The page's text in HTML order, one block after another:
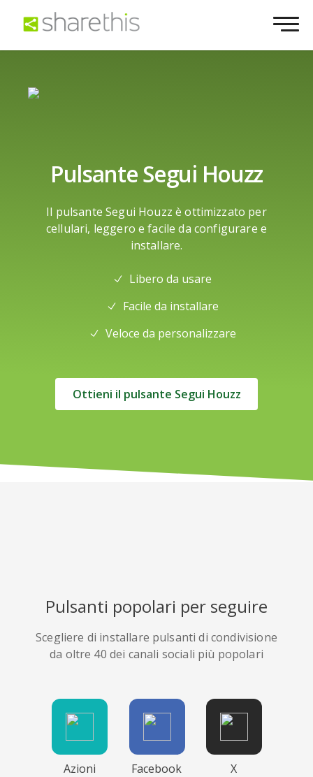
Pulsante Segui Houzz
Il pulsante Segui Houzz è ottimizzato per
cellulari, leggero e facile da configurare e
installare.
Libero da usare
Facile da installare
Veloce da personalizzare
Ottieni il pulsante Segui Houzz
Pulsanti popolari per seguire
Scegliere di installare pulsanti di condivisione
da oltre 40 dei canali sociali più popolari
Azioni Facebook X